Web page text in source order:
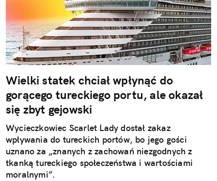
Wielki statek chciał wpłynąć do
gorącego tureckiego portu, ale okazał
się zbyt gejowski
Wycieczkowiec Scarlet Lady dostał zakaz
wpływania do tureckich portów, bo jego gości
uznano za „znanych z zachowań niezgodnych z
tkanką tureckiego społeczeństwa i wartościami
moralnymi”.